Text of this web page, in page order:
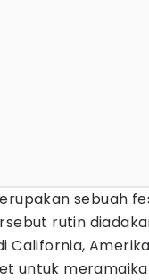
sebuah
rutin
California,
untuk